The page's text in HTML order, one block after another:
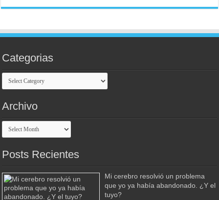
Categorias
Categorias
Archivo
Archivo
Posts Recientes
Mi cerebro resolvió un problema
que yo ya había abandonado. ¿Y el
tuyo?